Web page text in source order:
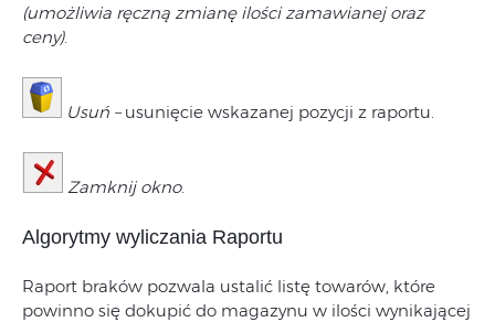
(umożliwia ręczną zmianę ilości zamawianej oraz
ceny).
Usuń –usunięcie wskazanej pozycji z raportu.
Zamknij okno.
Algorytmy wyliczania Raportu
Raport braków pozwala ustalić listę towarów, które
powinno się dokupić do magazynu w ilości wynikającej